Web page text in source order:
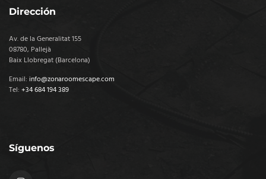
Dirección
Av. de la Generalitat 155
08780, Pallejà
Baix Llobregat (Barcelona)
Email: info@zonaroomescape.com
Tel: +34 684 194 389
Síguenos